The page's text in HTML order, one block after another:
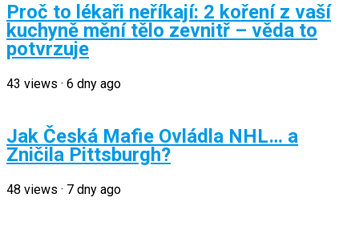
Proč to lékaři neříkají: 2 koření z vaší
kuchyně mění tělo zevnitř – věda to
potvrzuje
43 views · 6 dny ago
Jak Česká Mafie Ovládla NHL… a
Zničila Pittsburgh?
48 views · 7 dny ago